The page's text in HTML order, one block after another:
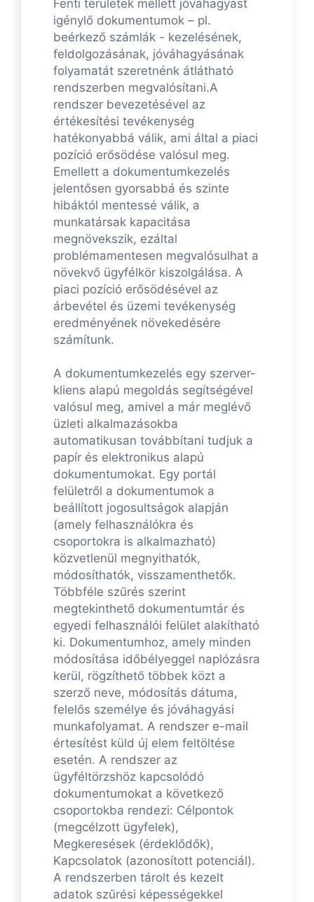
Fenti területek mellett jóváhagyást
igénylő dokumentumok – pl.
beérkező számlák - kezelésének,
feldolgozásának, jóváhagyásának
folyamatát szeretnénk átlátható
rendszerben megvalósítani.A
rendszer bevezetésével az
értékesítési tevékenység
hatékonyabbá válik, ami által a piaci
pozíció erősödése valósul meg.
Emellett a dokumentumkezelés
jelentősen gyorsabbá és szinte
hibáktól mentessé válik, a
munkatársak kapacitása
megnövekszik, ezáltal
problémamentesen megvalósulhat a
növekvő ügyfélkör kiszolgálása. A
piaci pozíció erősödésével az
árbevétel és üzemi tevékenység
eredményének növekedésére
számítunk.
A dokumentumkezelés egy szerver-
kliens alapú megoldás segítségével
valósul meg, amivel a már meglévő
üzleti alkalmazásokba
automatikusan továbbítani tudjuk a
papír és elektronikus alapú
dokumentumokat. Egy portál
felületről a dokumentumok a
beállított jogosultságok alapján
(amely felhasználókra és
csoportokra is alkalmazható)
közvetlenül megnyithatók,
módosíthatók, visszamenthetők.
Többféle szűrés szerint
megtekinthető dokumentumtár és
egyedi felhasználói felület alakítható
ki. Dokumentumhoz, amely minden
módosítása időbélyeggel naplózásra
kerül, rögzíthető többek közt a
szerző neve, módosítás dátuma,
felelős személye és jóváhagyási
munkafolyamat. A rendszer e-mail
értesítést küld új elem feltöltése
esetén. A rendszer az
ügyféltörzshöz kapcsolódó
dokumentumokat a következő
csoportokba rendezi: Célpontok
(megcélzott ügyfelek),
Megkeresések (érdeklődők),
Kapcsolatok (azonosított potenciál).
A rendszerben tárolt és kezelt
adatok szűrési képességekkel